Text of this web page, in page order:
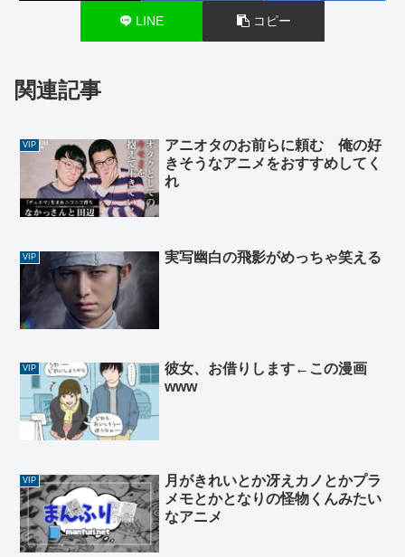
LINE コピー
関連記事
VIP
アニオタのお前らに頼む 俺の好
きそうなアニメをおすすめしてく
れ
VIP 実写幽白の飛影がめっちゃ笑える
VIP
彼女、お借りします←この漫画
www
VIP
月がきれいとか冴えカノとかプラ
メモとかとなりの怪物くんみたい
なアニメ